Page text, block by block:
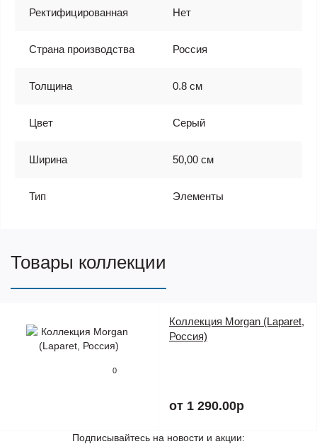
Ректифицированная Нет
Страна производства Россия
Толщина 0.8 см
Цвет Серый
Ширина 50,00 см
Тип Элементы
Товары коллекции
0
Коллекция Morgan (Laparet,
Россия)
от 1 290.00р
Подписывайтесь на новости и акции: